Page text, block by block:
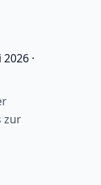
2026 ·
zur